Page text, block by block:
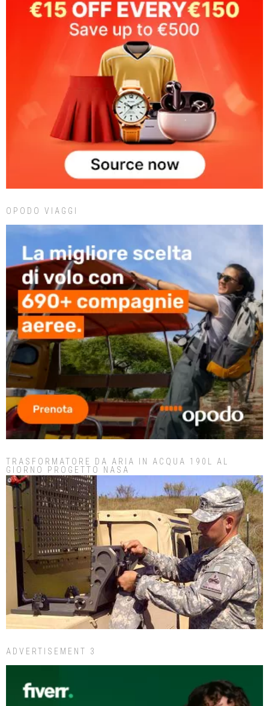
OPODO VIAGGI
TRASFORMATORE DA ARIA IN ACQUA 190L AL
GIORNO PROGETTO NASA
ADVERTISEMENT 3